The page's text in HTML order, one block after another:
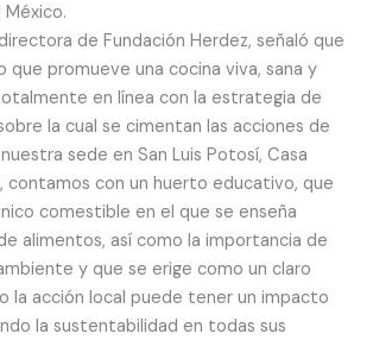
de Fundación Herdez, señaló que
promueve una cocina viva, sana y
en línea con la estrategia de
la cual se cimentan las acciones de
sede en San Luis Potosí, Casa
contamos con un huerto educativo, que
comestible en el que se enseña
alimentos, así como la importancia de
y que se erige como un claro
la acción local puede tener un impacto
la sustentabilidad en todas sus